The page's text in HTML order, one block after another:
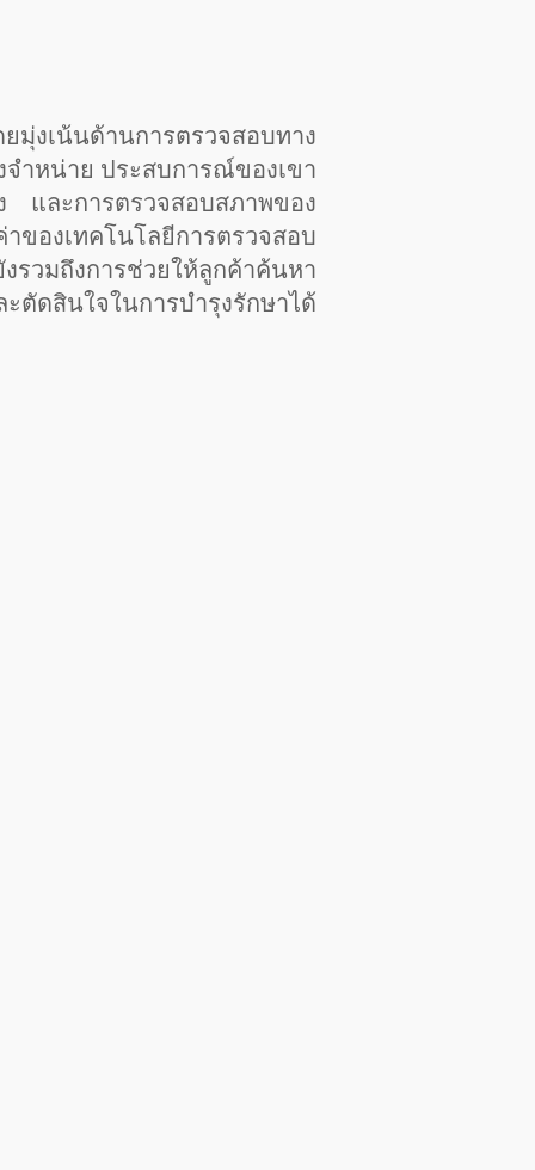
มุ่งเน้นด้านการตรวจสอบทาง
จำหน่าย ประสบการณ์ของเขา
และการตรวจสอบสภาพของ
องเทคโนโลยีการตรวจสอบ
วมถึงการช่วยให้ลูกค้าค้นหา
ตัดสินใจในการบำรุงรักษาได้